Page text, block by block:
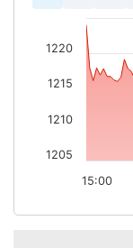
15:00
1205
1210
1215
1220